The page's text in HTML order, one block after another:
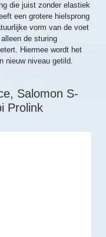
die juist zonder elastiek
een grotere hielsprong
vorm van de voet
de sturing
Hiermee wordt het
nieuw niveau getild.
Salomon S-
Prolink